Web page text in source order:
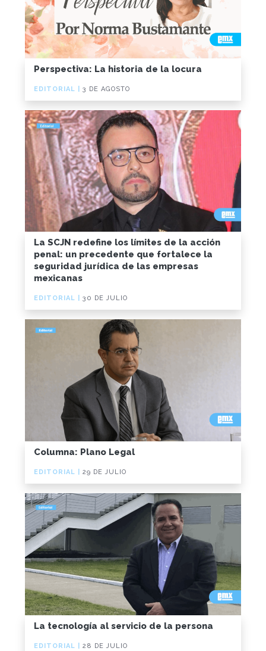
Perspectiva: La historia de la locura
EDITORIAL | 3 DE AGOSTO
La SCJN redefine los límites de la acción
penal: un precedente que fortalece la
seguridad jurídica de las empresas
mexicanas
EDITORIAL | 30 DE JULIO
Columna: Plano Legal
EDITORIAL | 29 DE JULIO
La tecnología al servicio de la persona
EDITORIAL | 28 DE JULIO